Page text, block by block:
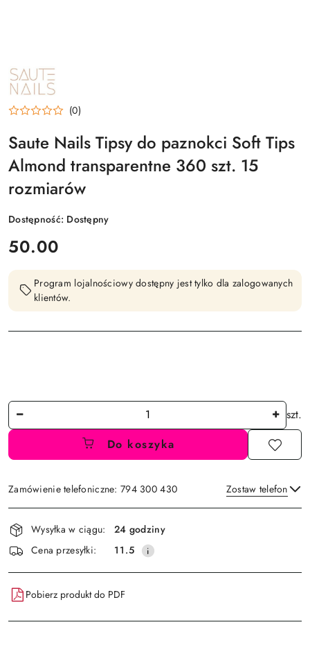
NAZWA
PRODUCENTA:
SAUTE
NAILS
(0)
Saute Nails Tipsy do paznokci Soft Tips
Almond transparentne 360 szt. 15
rozmiarów
Dostępność: Dostępny
cena:
50.00
Program lojalnościowy dostępny jest tylko dla zalogowanych
klientów.
Ilość
szt.
Do koszyka
Zamówienie telefoniczne: 794 300 430 Zostaw telefon
Wyślij
Dostępność
i
dostawa
Wysyłka w ciągu:
24 godziny
Cena przesyłki:
11.5
Pobierz produkt do PDF